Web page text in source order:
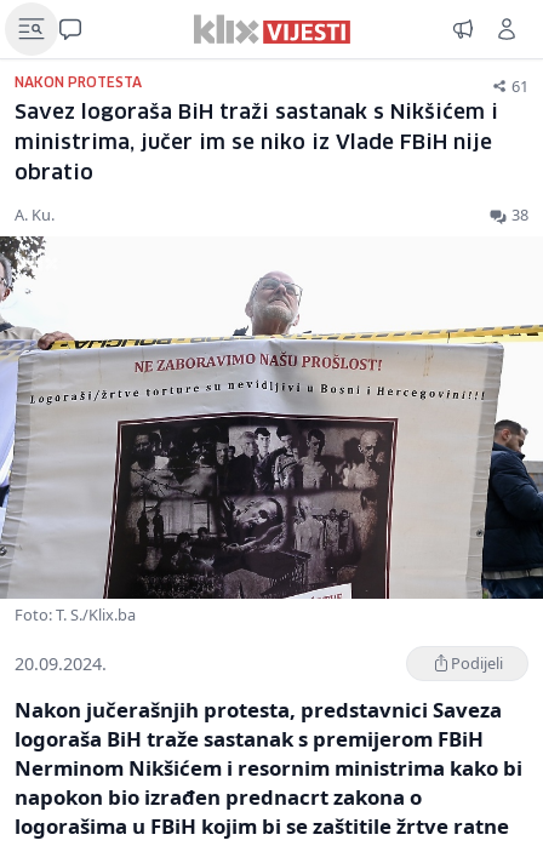
NAKON PROTESTA 61
Savez logoraša BiH traži sastanak s Nikšićem i
ministrima, jučer im se niko iz Vlade FBiH nije
obratio
A. Ku. 38
Foto: T. S./Klix.ba
20.09.2024. Podijeli
Nakon jučerašnjih protesta, predstavnici Saveza
logoraša BiH traže sastanak s premijerom FBiH
Nerminom Nikšićem i resornim ministrima kako bi
napokon bio izrađen prednacrt zakona o
logorašima u FBiH kojim bi se zaštitile žrtve ratne